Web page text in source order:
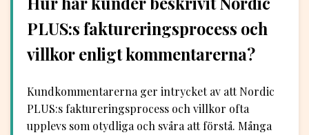
PLUS:s faktureringsprocess och
villkor enligt kommentarerna?
Kundkommentarerna ger intrycket av att Nordic
PLUS:s faktureringsprocess och villkor ofta
upplevs som otydliga och svåra att förstå. Många